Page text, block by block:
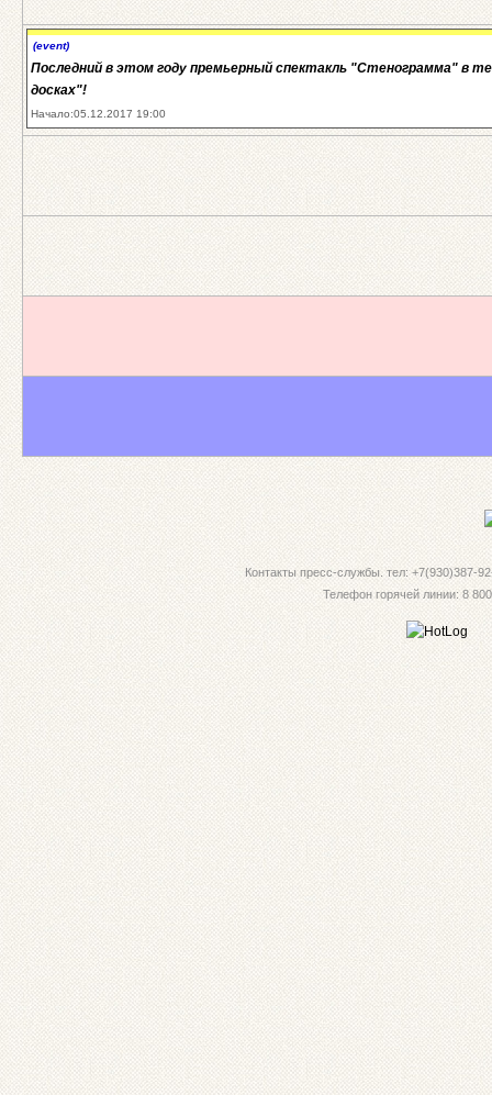
(event)
Последний в этом году премьерный спектакль "Стенограмма" в
досках"!
Начало:05.12.2017 19:00
Контакты пресс-службы. тел: +7(930)387-
Телефон горячей линии: 8